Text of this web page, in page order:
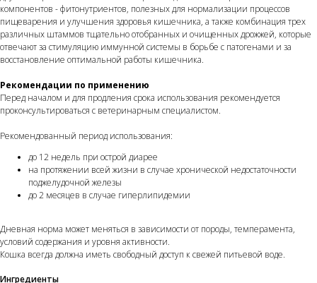
компонентов - фитонутриентов, полезных для нормализации процессов
пищеварения и улучшения здоровья кишечника, а также комбинация трех
различных штаммов тщательно отобранных и очищенных дрожжей, которые
отвечают за стимуляцию иммунной системы в борьбе с патогенами и за
восстановление оптимальной работы кишечника.
Рекомендации по применению
Перед началом и для продления срока использования рекомендуется
проконсультироваться с ветеринарным специалистом.
Рекомендованный период использования:
до 12 недель при острой диарее
на протяжении всей жизни в случае хронической недостаточности
поджелудочной железы
до 2 месяцев в случае гиперлипидемии
Дневная норма может меняться в зависимости от породы, темперамента,
условий содержания и уровня активности.
Кошка всегда должна иметь свободный доступ к свежей питьевой воде.
Ингредиенты